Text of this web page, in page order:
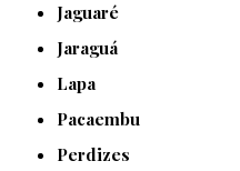
Jaguaré
Jaraguá
Lapa
Pacaembu
Perdizes